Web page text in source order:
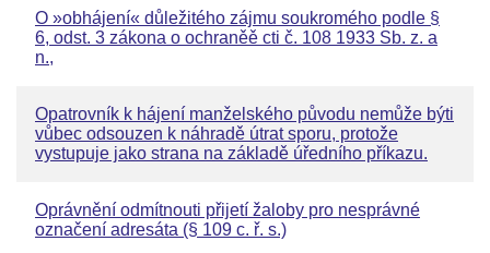
O »obhájení« důležitého zájmu soukromého podle §
6, odst. 3 zákona o ochraněě cti č. 108 1933 Sb. z. a
n.,
Opatrovník k hájení manželského původu nemůže býti
vůbec odsouzen k náhradě útrat sporu, protože
vystupuje jako strana na základě úředního příkazu.
Oprávnění odmítnouti přijetí žaloby pro nesprávné
označení adresáta (§ 109 c. ř. s.)